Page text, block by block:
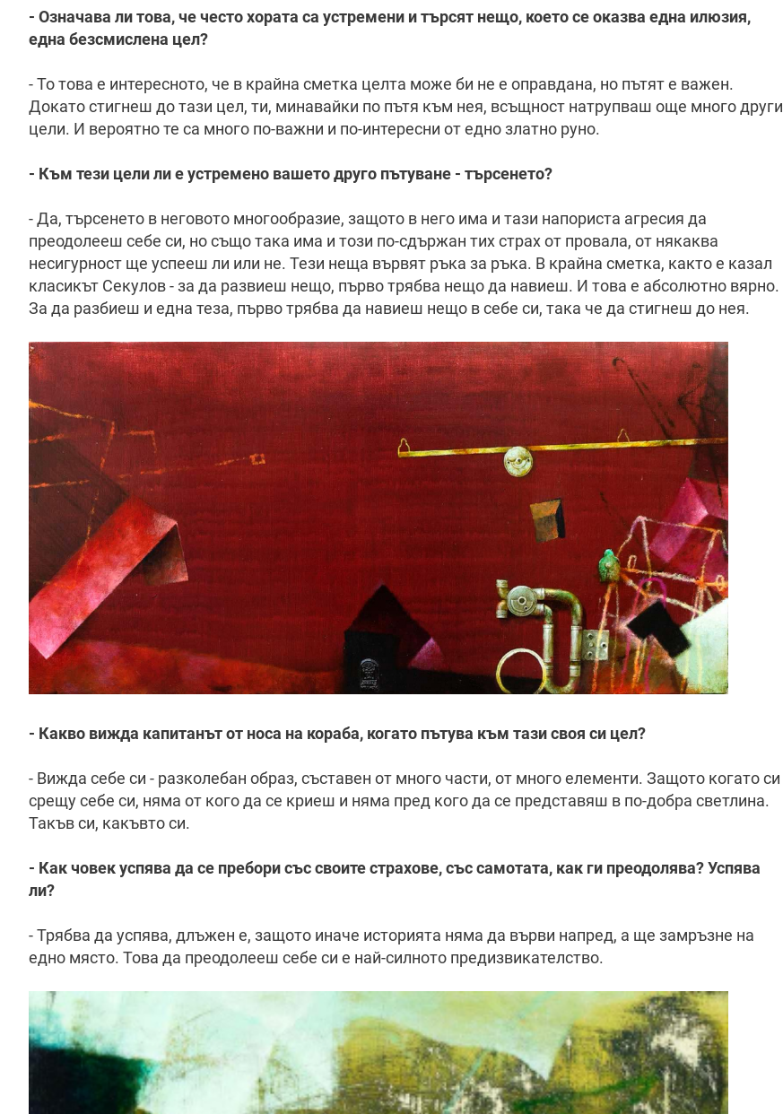
- Означава ли това, че често хората са устремени и търсят нещо, което се оказва една илюзия,
една безсмислена цел?
- То това е интересното, че в крайна сметка целта може би не е оправдана, но пътят е важен.
Докато стигнеш до тази цел, ти, минавайки по пътя към нея, всъщност натрупваш още много други
цели. И вероятно те са много по-важни и по-интересни от едно златно руно.
- Към тези цели ли е устремено вашето друго пътуване - търсенето?
- Да, търсенето в неговото многообразие, защото в него има и тази напориста агресия да
преодолееш себе си, но също така има и този по-сдържан тих страх от провала, от някаква
несигурност ще успееш ли или не. Тези неща вървят ръка за ръка. В крайна сметка, както е казал
класикът Секулов - за да развиеш нещо, първо трябва нещо да навиеш. И това е абсолютно вярно.
За да разбиеш и една теза, първо трябва да навиеш нещо в себе си, така че да стигнеш до нея.
- Какво вижда капитанът от носа на кораба, когато пътува към тази своя си цел?
- Вижда себе си - разколебан образ, съставен от много части, от много елементи. Защото когато си
срещу себе си, няма от кого да се криеш и няма пред кого да се представяш в по-добра светлина.
Такъв си, какъвто си.
- Как човек успява да се пребори със своите страхове, със самотата, как ги преодолява? Успява
ли?
- Трябва да успява, длъжен е, защото иначе историята няма да върви напред, а ще замръзне на
едно място. Това да преодолееш себе си е най-силното предизвикателство.